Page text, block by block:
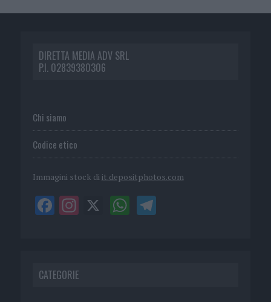
DIRETTA MEDIA ADV SRL
P.I. 02839380306
Chi siamo
Codice etico
Immagini stock di it.depositphotos.com
CATEGORIE